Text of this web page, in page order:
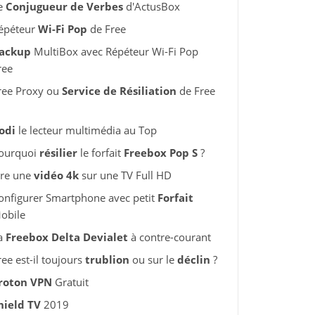
Conjugueur de Verbesd'ActusBox
Wi-Fi Pop de Free
MultiBox avec Répéteur Wi-Fi Pop
Proxy ou Service de Résiliation de Free
le lecteur multimédia au Top
résilierle forfait Freebox Pop S?
unevidéo 4ksur une TV Full HD
Smartphone avec petit Forfait
Freebox Delta Devialet à contre-courant
est-il toujours trublion ou sur le déclin ?
VPN Gratuit
TV2019